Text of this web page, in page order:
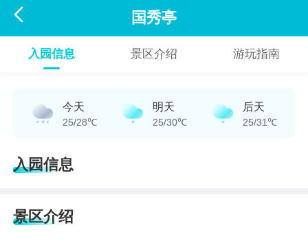
 国秀亭
入园信息 景区介绍 游玩指南
今天
25/28℃
明天
25/30℃
后天
25/31℃
入园信息
景区介绍